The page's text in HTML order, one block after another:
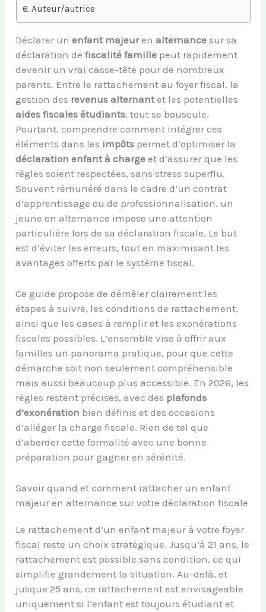
Auteur/autrice
Déclarer unenfant majeurenalternance sur sa
déclaration defiscalité famille peut rapidement
devenir un vrai casse-tête pour de nombreux
parents. Entre le rattachement au foyer fiscal, la
gestion des revenus alternantet les potentielles
aides fiscales étudiants, tout se bouscule.
Pourtant, comprendre comment intégrer ces
éléments dans les impôts permet d’optimiser la
déclaration enfant à charge et d’assurer que les
règles soient respectées, sans stress superflu.
Souvent rémunéré dans le cadre d’un contrat
d’apprentissage ou de professionnalisation, un
jeune en alternance impose une attention
particulière lors de sa déclaration fiscale. Le but
est d’éviter les erreurs, tout en maximisant les
avantages offerts par le système fiscal.
Ce guide propose de démêler clairement les
étapes à suivre, les conditions de rattachement,
ainsi que les cases à remplir et les exonérations
fiscales possibles. L’ensemble vise à offrir aux
familles un panorama pratique, pour que cette
démarche soit non seulement compréhensible
mais aussi beaucoup plus accessible. En 2026, les
règles restent précises, avec des plafonds
d’exonération bien définis et des occasions
d’alléger la charge fiscale. Rien de tel que
d’aborder cette formalité avec une bonne
préparation pour gagner en sérénité.
Savoir quand et comment rattacher un enfant
majeur en alternance sur votre déclaration fiscale
Le rattachement d’un enfant majeur à votre foyer
fiscal reste un choix stratégique. Jusqu’à 21 ans, le
rattachement est possible sans condition, ce qui
simplifie grandement la situation. Au-delà, et
jusque 25 ans, ce rattachement est envisageable
uniquement si l’enfant est toujours étudiant et